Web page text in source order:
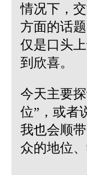
情况下，
方面的话
仅是口头
到欣喜。
今天主要
位”，或者
我也会顺
众的地位